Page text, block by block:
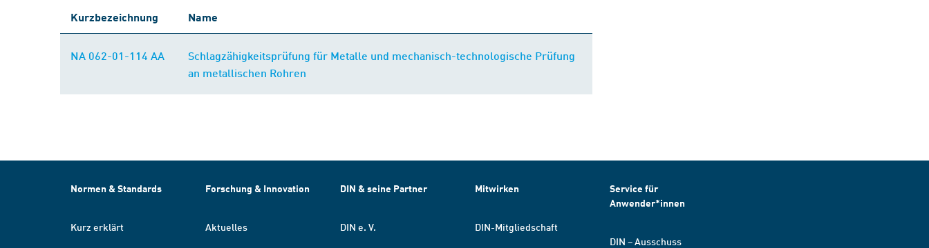
Kurzbezeichnung Name
NA 062-01-114 AA
Schlagzähigkeitsprüfung für Metalle und mechanisch-technologische Prüfung
an metallischen Rohren
Normen & Standards
Kurz erklärt
Forschung & Innovation
Aktuelles
DIN & seine Partner
DIN e. V.
Mitwirken
DIN-Mitgliedschaft
Service für
Anwender*innen
DIN – Ausschuss